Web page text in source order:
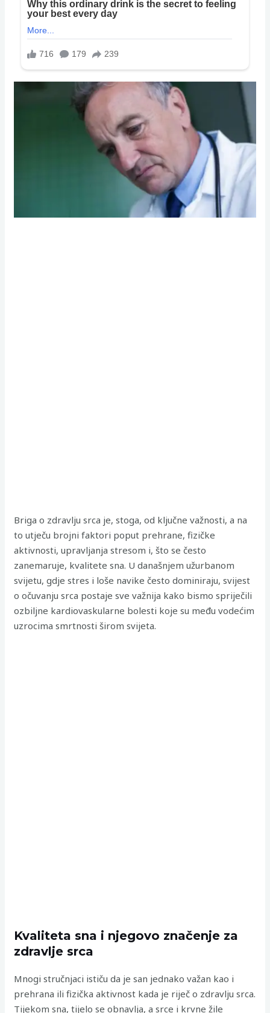
Briga o zdravlju srca je, stoga, od ključne važnosti, a na
to utječu brojni faktori poput prehrane, fizičke
aktivnosti, upravljanja stresom i, što se često
zanemaruje, kvalitete sna. U današnjem užurbanom
svijetu, gdje stres i loše navike često dominiraju, svijest
o očuvanju srca postaje sve važnija kako bismo spriječili
ozbiljne kardiovaskularne bolesti koje su među vodećim
uzrocima smrtnosti širom svijeta.
Kvaliteta sna i njegovo značenje za
zdravlje srca
Mnogi stručnjaci ističu da je san jednako važan kao i
prehrana ili fizička aktivnost kada je riječ o zdravlju srca.
Tijekom sna, tijelo se obnavlja, a srce i krvne žile